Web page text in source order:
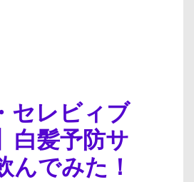
セレビィブ
白髪予防サ
んでみた！